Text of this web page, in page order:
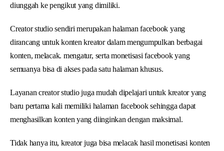
diunggah ke pengikut yang dimiliki.
Creator studio sendiri merupakan halaman facebook yang
dirancang untuk konten kreator dalam mengumpulkan berbagai
konten, melacak. mengatur, serta monetisasi facebook yang
semuanya bisa di akses pada satu halaman khusus.
Layanan creator studio juga mudah dipelajari untuk kreator yang
baru pertama kali memiliki halaman facebook sehingga dapat
menghasilkan konten yang diinginkan dengan maksimal.
Tidak hanya itu, kreator juga bisa melacak hasil monetisasi konten